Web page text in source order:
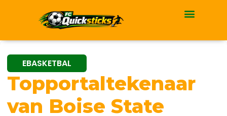
EBASKETBAL
Topportaltekenaar
van Boise State